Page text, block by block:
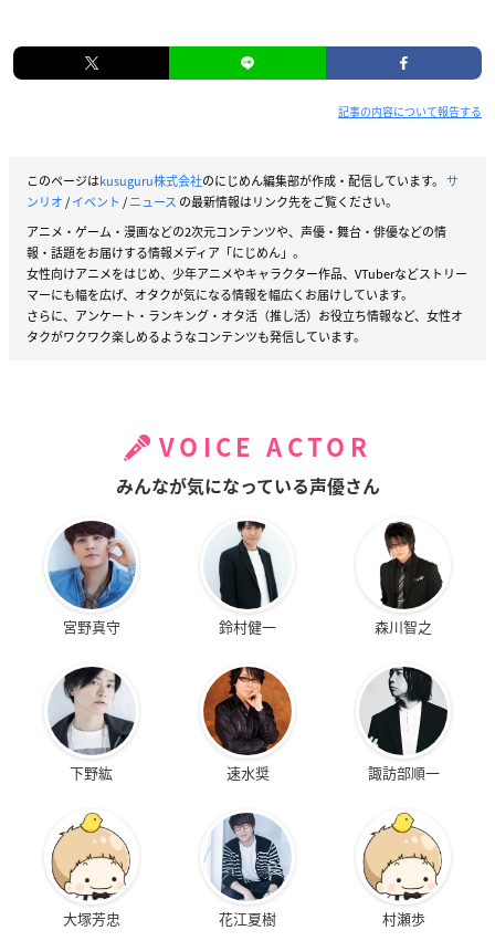
記事の内容について報告する
このページはkusuguru株式会社のにじめん編集部が作成・配信しています。 サ
ンリオ/イベント /ニュース の最新情報はリンク先をご覧ください。
アニメ・ゲーム・漫画などの2次元コンテンツや、声優・舞台・俳優などの情
報・話題をお届けする情報メディア「にじめん」。
女性向けアニメをはじめ、少年アニメやキャラクター作品、VTuberなどストリー
マーにも幅を広げ、オタクが気になる情報を幅広くお届けしています。
さらに、アンケート・ランキング・オタ活（推し活）お役立ち情報など、女性オ
タクがワクワク楽しめるようなコンテンツも発信しています。
VOICE ACTOR
みんなが気になっている声優さん
宮野真守 鈴村健一 森川智之
下野紘 速水奨 諏訪部順一
大塚芳忠 花江夏樹 村瀬歩